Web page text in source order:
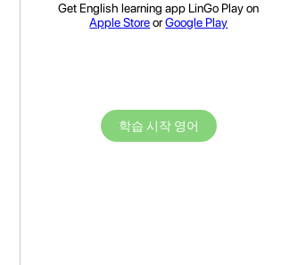
Get English learning app LinGo Play on
Apple StoreorGoogle Play
학습 시작 영어